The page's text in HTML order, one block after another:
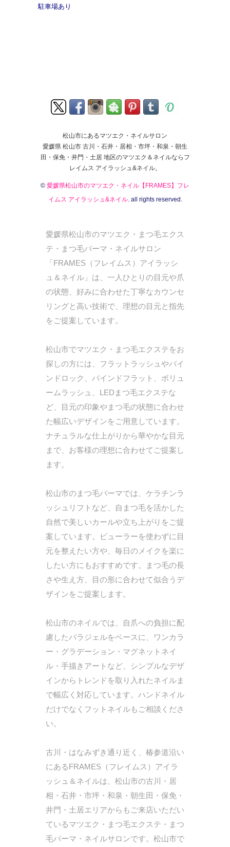
駐車場あり
松山市にあるマツエク・ネイルサロン
愛媛県 松山市 古川・石井・居相・市坪・和泉・朝生
田・保免・井門・土居 地区のマツエク＆ネイルならフ
レイムス アイラッシュ&ネイル。
© 愛媛県松山市のマツエク・ネイル【FRAMES】フレ
イムス アイラッシュ&ネイル. all rights reserved.
愛媛県松山市のマツエク・まつ毛エクス
テ・まつ毛パーマ・ネイルサロン
「FRAMES（フレイムス）アイラッシ
ュ＆ネイル」は、一人ひとりの目元や爪
の状態、好みに合わせた丁寧なカウンセ
リングと高い技術で、理想の目元と指先
をご提案しています。
松山市でマツエク・まつ毛エクステをお
探しの方には、フラットラッシュやバイ
ンドロック、バインドフラット、ボリュ
ームラッシュ、LEDまつ毛エクステな
ど、目元の印象やまつ毛の状態に合わせ
た幅広いデザインをご用意しています。
ナチュラルな仕上がりから華やかな目元
まで、お客様の理想に合わせてご提案し
ます。
松山市のまつ毛パーマでは、ケラチンラ
ッシュリフトなど、自まつ毛を活かした
自然で美しいカールや立ち上がりをご提
案しています。ビューラーを使わずに目
元を整えたい方や、毎日のメイクを楽に
したい方にもおすすめです。まつ毛の長
さや生え方、目の形に合わせて似合うデ
ザインをご提案します。
松山市のネイルでは、自爪への負担に配
慮したパラジェルをベースに、ワンカラ
ー・グラデーション・マグネットネイ
ル・手描きアートなど、シンプルなデザ
インからトレンドを取り入れたネイルま
で幅広く対応しています。ハンドネイル
だけでなくフットネイルもご相談くださ
い。
古川・はなみずき通り近く、椿参道沿い
にあるFRAMES（フレイムス）アイラ
ッシュ＆ネイルは、松山市の古川・居
相・石井・市坪・和泉・朝生田・保免・
井門・土居エリアからもご来店いただい
ているマツエク・まつ毛エクステ・まつ
毛パーマ・ネイルサロンです。松山市で